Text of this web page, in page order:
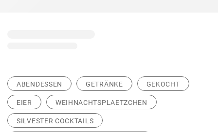
ABENDESSEN GETRÄNKE GEKOCHT
EIER WEIHNACHTSPLAETZCHEN
SILVESTER COCKTAILS